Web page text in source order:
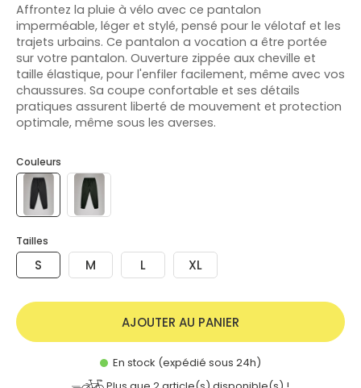
Affrontez la pluie à vélo avec ce pantalon
imperméable, léger et stylé, pensé pour le vélotaf et les
trajets urbains. Ce pantalon a vocation a être portée
sur votre pantalon. Ouverture zippée aux cheville et
taille élastique, pour l'enfiler facilement, même avec vos
chaussures. Sa coupe confortable et ses détails
pratiques assurent liberté de mouvement et protection
optimale, même sous les averses.
Couleurs
Tailles
S M L XL
AJOUTER AU PANIER
En stock (expédié sous 24h)